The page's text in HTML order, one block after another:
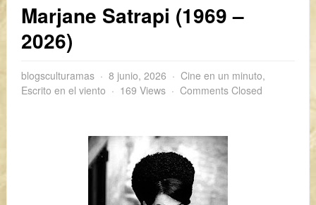
Marjane Satrapi (1969 –
2026)
blogsculturamas 8 junio, 2026 Cine en un minuto,
Escrito en el viento
169 Views Comments Closed